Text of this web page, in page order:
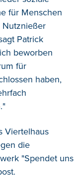
für Menschen
Nutznießer
Patrick
beworben
für
haben,
Viertelhaus
die
"Spendet uns